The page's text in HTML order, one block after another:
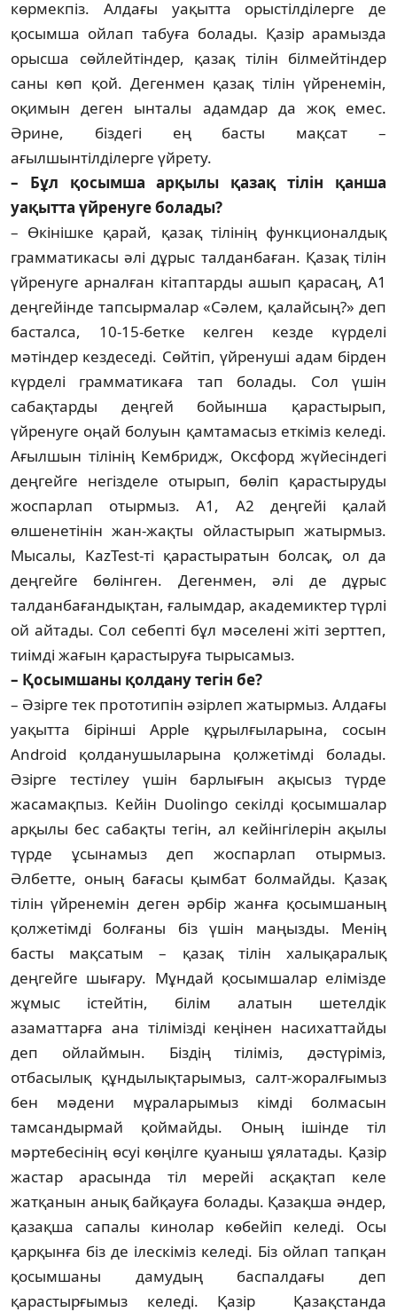
көрмекпіз. Алдағы уақытта орыстілділерге де
қосымша ойлап табуға болады. Қазір арамызда
орысша сөйлейтіндер, қазақ тілін білмейтіндер
саны көп қой. Дегенмен қазақ тілін үйренемін,
оқимын деген ынталы адамдар да жоқ емес.
Әрине, біздегі ең басты мақсат –
ағылшынтілділерге үйрету.
– Бұл қосымша арқылы қазақ тілін қанша
уақытта үйренуге болады?
– Өкінішке қарай, қазақ тілінің функционалдық
грамматикасы әлі дұрыс талданбаған. Қазақ тілін
үйренуге арналған кітаптарды ашып қарасаң, А1
деңгейінде тапсырмалар «Сәлем, қалайсың?» деп
басталса, 10-15-бетке келген кезде күрделі
мәтіндер кездеседі. Сөйтіп, үйренуші адам бірден
күрделі грамматикаға тап болады. Сол үшін
сабақтарды деңгей бойынша қарастырып,
үйренуге оңай болуын қамтамасыз еткіміз келеді.
Ағылшын тілінің Кембридж, Оксфорд жүйесіндегі
деңгейге негізделе отырып, бөліп қарастыруды
жоспарлап отырмыз. А1, А2 деңгейі қалай
өлшенетінін жан-жақты ойластырып жатырмыз.
Мысалы, KazTest-ті қарастыратын болсақ, ол да
деңгейге бөлінген. Дегенмен, әлі де дұрыс
талданбағандықтан, ғалымдар, академиктер түрлі
ой айтады. Сол себепті бұл мәселені жіті зерттеп,
тиімді жағын қарастыруға тырысамыз.
– Қосымшаны қолдану тегін бе?
– Әзірге тек прототипін әзірлеп жатырмыз. Алдағы
уақытта бірінші Apple құрылғыларына, сосын
Android қолданушыларына қолжетімді болады.
Әзірге тестілеу үшін барлығын ақысыз түрде
жасамақпыз. Кейін Duolingo секілді қосымшалар
арқылы бес сабақты тегін, ал кейінгілерін ақылы
түрде ұсынамыз деп жоспарлап отырмыз.
Әлбетте, оның бағасы қымбат болмайды. Қазақ
тілін үйренемін деген әрбір жанға қосымшаның
қолжетімді болғаны біз үшін маңызды. Менің
басты мақсатым – қазақ тілін халықаралық
деңгейге шығару. Мұндай қосымшалар елімізде
жұмыс істейтін, білім алатын шетелдік
азаматтарға ана тілімізді кеңінен насихаттайды
деп ойлаймын. Біздің тіліміз, дәстүріміз,
отбасылық құндылықтарымыз, салт-жоралғымыз
бен мәдени мұраларымыз кімді болмасын
тамсандырмай қоймайды. Оның ішінде тіл
мәртебесінің өсуі көңілге қуаныш ұялатады. Қазір
жастар арасында тіл мерейі асқақтап келе
жатқанын анық байқауға болады. Қазақша әндер,
қазақша сапалы кинолар көбейіп келеді. Осы
қарқынға біз де ілескіміз келеді. Біз ойлап тапқан
қосымшаны дамудың баспалдағы деп
қарастырғымыз келеді. Қазір Қазақстанда